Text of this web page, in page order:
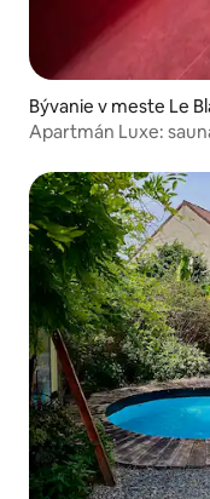
Bývanie v meste Le
Apartmán Luxe: